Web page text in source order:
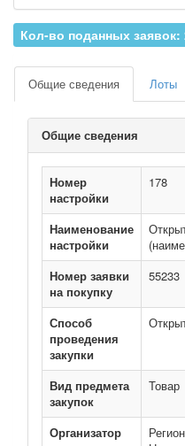
Кол-во поданных заявок:
Общие сведения Лоты
Общие сведения
Номер
настройки
178
Наименование
настройки
Номер заявки
на покупку
55233
Способ
проведения
закупки
Вид предмета
закупок
Товар
Организатор